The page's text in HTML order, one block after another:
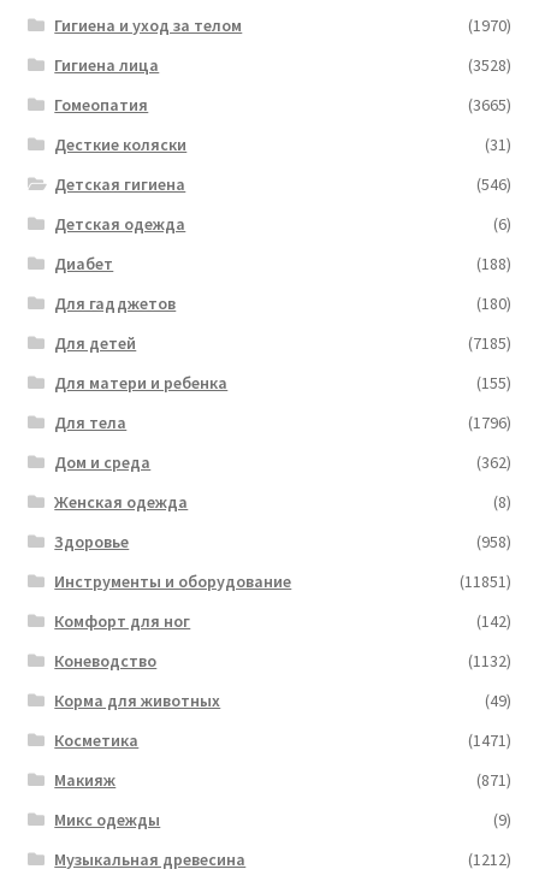
Гигиена и уход за телом
(1970)
Гигиена лица
(3528)
Гомеопатия
(3665)
Десткие коляски
(31)
Детская гигиена
(546)
Детская одежда
(6)
Диабет
(188)
Для гадджетов
(180)
Для детей
(7185)
Для матери и ребенка
(155)
Для тела
(1796)
Дом и среда
(362)
Женская одежда
(8)
Здоровье
(958)
Инструменты и оборудование
(11851)
Комфорт для ног
(142)
Коневодство
(1132)
Корма для животных
(49)
Косметика
(1471)
Макияж
(871)
Микс одежды
(9)
Музыкальная древесина
(1212)